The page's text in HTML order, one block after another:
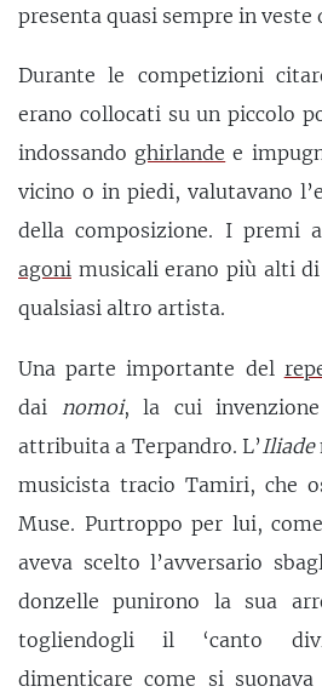
presenta quasi sempre in veste
Durante le competizioni
erano collocati su un piccolo
indossando ghirlande e
vicino o in piedi, valutavano
della composizione. I premi
agoni musicali erano più alti
qualsiasi altro artista.
Una parte importante del
dai
nomoi, la cui
attribuita a Terpandro. L’Iliade
musicista tracio Tamiri, che
Muse. Purtroppo per lui,
aveva scelto l’avversario
donzelle punirono la sua
togliendogli il ‘canto
dimenticare come si